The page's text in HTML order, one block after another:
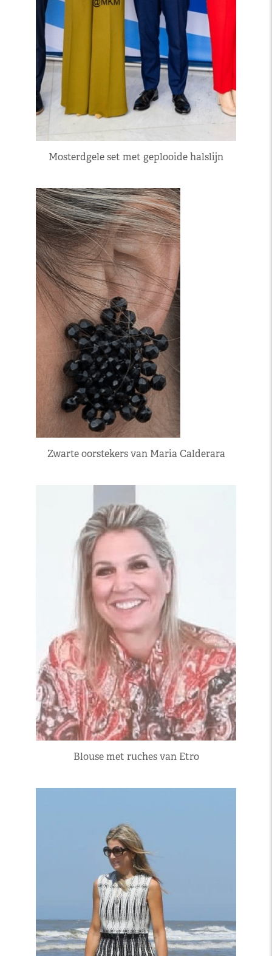
Mosterdgele set met geplooide halslijn
Zwarte oorstekers van Maria Calderara
Blouse met ruches van Etro